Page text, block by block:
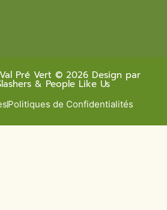
Pré Vert © 2026 Design par
& People Like Us
Politiques de Confidentialités